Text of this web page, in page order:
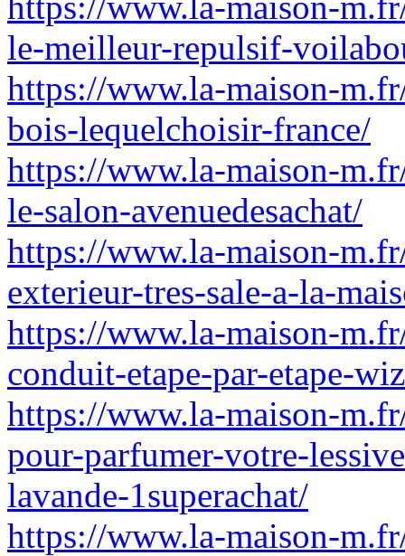
le-meilleur-repulsif-
https://www.la-maison-
bois-lequelchoisir-france/
https://www.la-maison-
le-salon-avenuedesachat/
https://www.la-maison-
exterieur-tres-sale-a-la-
https://www.la-maison-
conduit-etape-par-etape-
https://www.la-maison-
pour-parfumer-votre-
lavande-1superachat/
https://www.la-maison-